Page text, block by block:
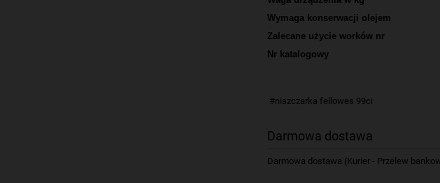
Wymaga konserwacji olejem
Zalecane użycie worków nr
Nr katalogowy
#niszczarka fellowes 99ci
Darmowa dostawa
Darmowa dostawa (Kurier - Przelew